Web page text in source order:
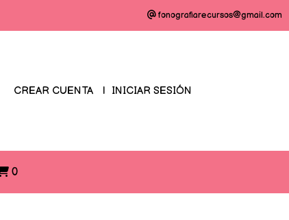
fonografiarecursos@gmail.com
CREAR CUENTA INICIAR SESIÓN
0